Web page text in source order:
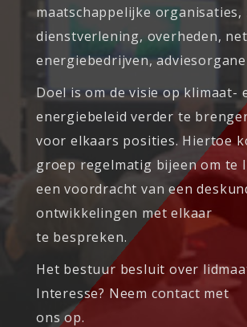
maatschappelijke organisaties,
dienstverlening, overheden,
energiebedrijven,
Doel is om de visie op klimaat-
energiebeleid verder te
voor elkaars posities. Hiertoe
groep regelmatig bijeen om te
een voordracht van een
ontwikkelingen met elkaar
te bespreken.
Het bestuur besluit over
Interesse? Neem contact met
ons op.